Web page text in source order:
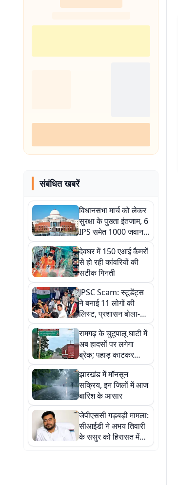
संबंधित खबरें
विधानसभा मार्च को लेकर
सुरक्षा के पुख्ता इंतजाम, 6
IPS समेत 1000 जवान
तैनात
देवघर में 150 एआई कैमरों
से हो रही कांवरियों की
सटीक गिनती
JPSC Scam: स्टूडेंंट्स
ने बनाई 11 लोगों की
लिस्ट, प्रशासन बोला-
'सिर्फ छात्रों से होगी बात',
राहुल गांधी ने किया फोन
रामगढ़ के चुटूपालू घाटी में
अब हादसों पर लगेगा
ब्रेक; पहाड़ काटकर
बनेगी नई फोरलेन सड़क,
NHAI ने बनाया प्रस्ताव
झारखंड में मॉनसून
सक्रिय, इन जिलों में आज
बारिश के आसार
जेपीएससी गड़बड़ी मामला:
सीआईडी ने अभय तिवारी
के ससुर को हिरासत में
लिया, रिश्तेदारों की तलाश